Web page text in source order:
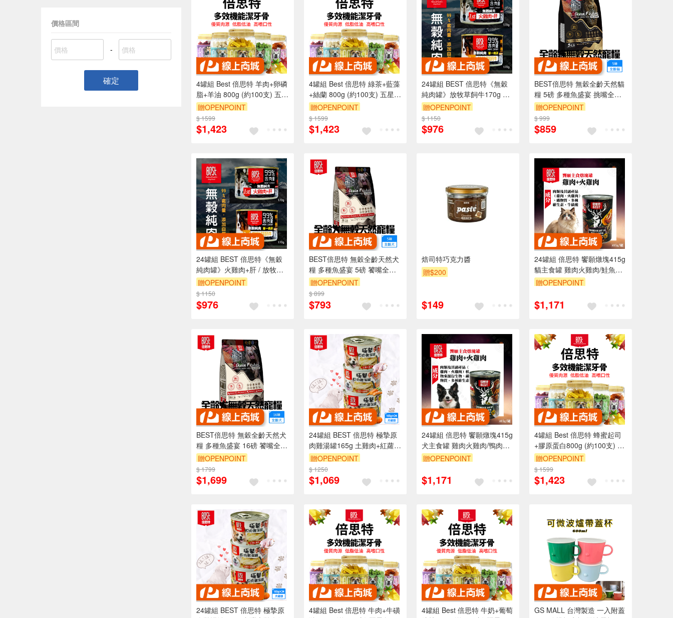
價格區間
-
確定
4罐組 Best 倍思特 羊肉+卵磷
脂+羊油 800g (約100支) 五星
角潔牙骨 狗零食 清除牙齒汙
垢
贈OPENPOINT
$ 1599
$1,423
4罐組 Best 倍思特 綠茶+藍藻
+絲蘭 800g (約100支) 五星角
潔牙骨 狗零食 清除牙齒汙垢
贈OPENPOINT
$ 1599
$1,423
24罐組 BEST 倍思特《無穀
純肉罐》放牧草飼牛170g 添
加自然寒天 100%無穀無麩
99%含肉量
贈OPENPOINT
$ 1150
$976
BEST倍思特 無穀全齡天然貓
糧 5磅 多種魚盛宴 挑嘴全齡
貓低敏護膚配方
贈OPENPOINT
$ 999
$859
24罐組 BEST 倍思特《無穀
純肉罐》火雞肉+肝 / 放牧草
飼牛 混搭170g 添加自然寒天
100%無穀無麩 99%含肉量
贈OPENPOINT
$ 1150
$976
BEST倍思特 無穀全齡天然犬
糧 多種魚盛宴 5磅 饕嘴全齡
犬低敏護膚配方
贈OPENPOINT
$ 899
$793
焙司特巧克力醬
贈$200
$149
24罐組 倍思特 饗願燉塊415g
貓主食罐 雞肉火雞肉/鮭魚鱒
魚/火雞肉雞肝 無穀低敏 高蛋
適用
贈OPENPOINT
$1,171
BEST倍思特 無穀全齡天然犬
糧 多種魚盛宴 16磅 饕嘴全齡
犬低敏護膚配方
贈OPENPOINT
$ 1799
$1,699
24罐組 BEST 倍思特 極摯原
肉雞湯罐165g 土雞肉+紅蘿蔔
胺基酸 營養素 膳食纖維 全犬
適用
贈OPENPOINT
$ 1250
$1,069
24罐組 倍思特 饗願燉塊415g
犬主食罐 雞肉火雞肉/鴨肉鹿
肉野豬肉/雞肉雞肝 無穀低敏
齡犬適用
贈OPENPOINT
$1,171
4罐組 Best 倍思特 蜂蜜起司
+膠原蛋白800g (約100支) 五
星角潔牙骨 狗零食 清除牙齒
汙垢
贈OPENPOINT
$ 1599
$1,423
24罐組 BEST 倍思特 極摯原
4罐組 Best 倍思特 牛肉+牛磺
4罐組 Best 倍思特 牛奶+葡萄
GS MALL 台灣製造 一入附蓋